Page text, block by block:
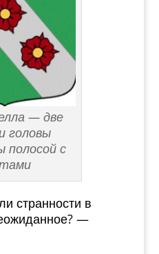
— две
головы
полосой с
странности в
—